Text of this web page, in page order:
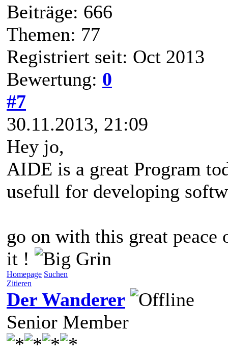
Beiträge: 666
Themen: 77
Registriert seit: Oct 2013
Bewertung: 0
#7
30.11.2013, 21:09
Hey jo,
AIDE is a great Program
usefull for developing
go on with this great
it !
Homepage Suchen
Zitieren
Der Wanderer
Senior Member